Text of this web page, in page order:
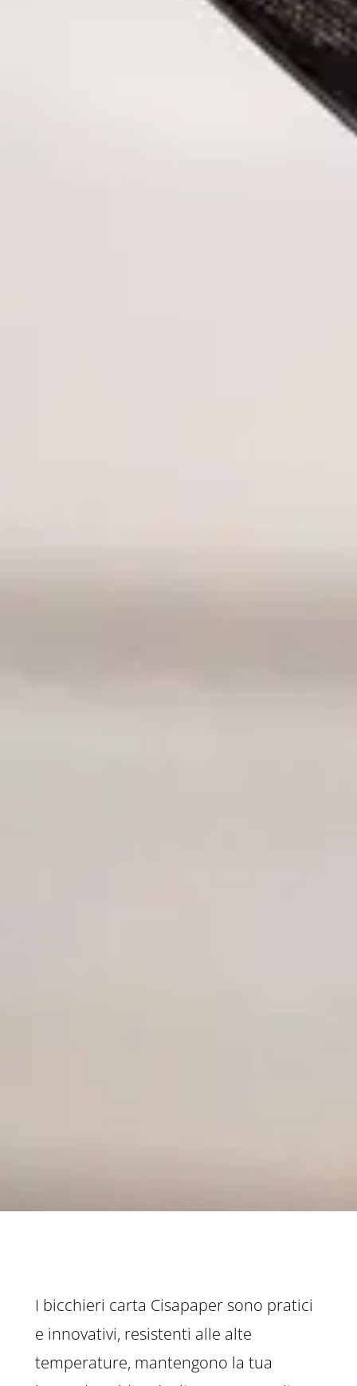
I bicchieri carta Cisapaper sono pratici
e innovativi, resistenti alle alte
temperature, mantengono la tua